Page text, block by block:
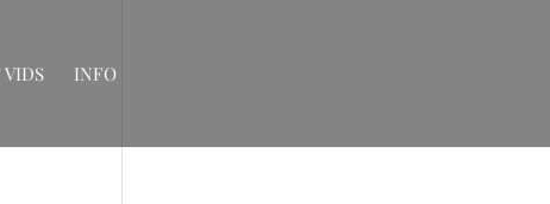
INFO